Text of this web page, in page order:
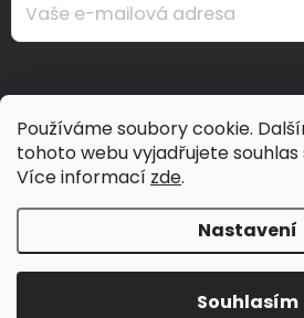
Používáme soubory cookie.
tohoto webu vyjadřujete souhlas
Více informací zde.
Nastavení
Souhlasím
údajů
Jeans Store.